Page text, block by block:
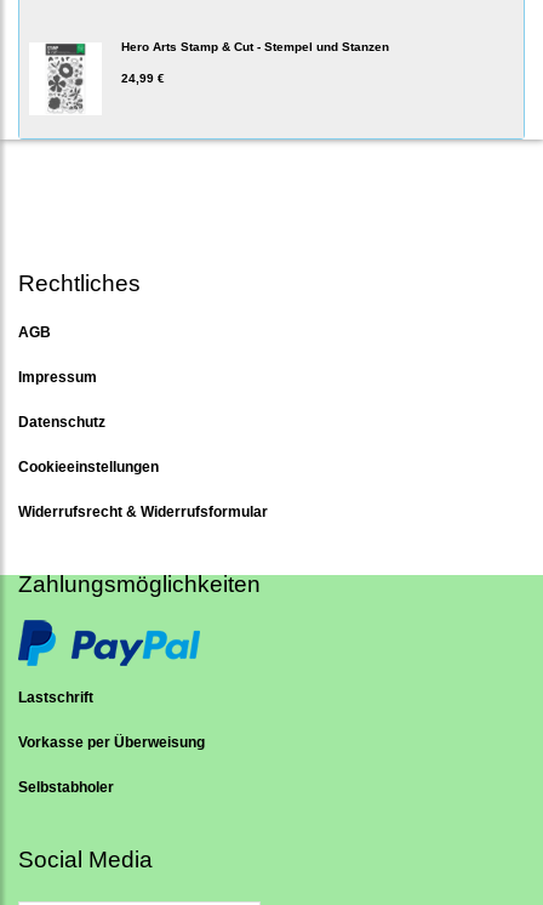
Hero Arts Stamp & Cut - Stempel und Stanzen
24,99 €
Rechtliches
AGB
Impressum
Datenschutz
Cookieeinstellungen
Widerrufsrecht & Widerrufsformular
Zahlungsmöglichkeiten
Lastschrift
Vorkasse per Überweisung
Selbstabholer
Social Media